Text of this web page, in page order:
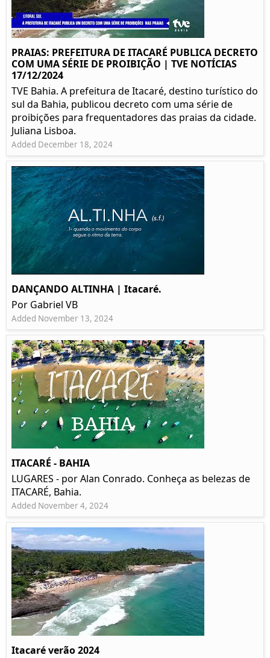
PRAIAS: PREFEITURA DE ITACARÉ PUBLICA DECRETO
COM UMA SÉRIE DE PROIBIÇÃO | TVE NOTÍCIAS
17/12/2024
TVE Bahia. A prefeitura de Itacaré, destino turístico do
sul da Bahia, publicou decreto com uma série de
proibições para frequentadores das praias da cidade.
Juliana Lisboa.
Added December 18, 2024
DANÇANDO ALTINHA | Itacaré.
Por Gabriel VB
Added November 13, 2024
ITACARÉ - BAHIA
LUGARES - por Alan Conrado. Conheça as belezas de
ITACARÉ, Bahia.
Added November 4, 2024
Itacaré verão 2024